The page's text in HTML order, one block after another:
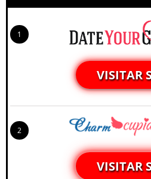
1
VISITAR
2
VISITAR